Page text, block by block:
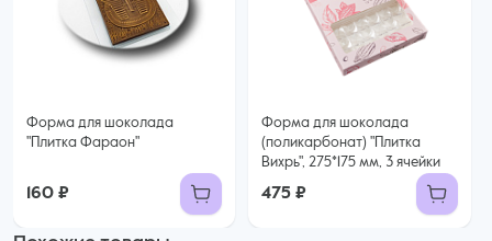
Форма для шоколада
"Плитка Фараон"
160 ₽
Форма для шоколада
(поликарбонат) "Плитка
Вихрь", 275*175 мм, 3 ячейки
475 ₽